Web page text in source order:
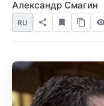
Александр Смагин
RU